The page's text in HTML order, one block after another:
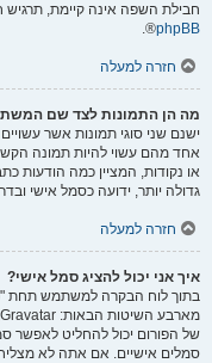
חבילת השפה אינה קיימת, תרגיש
phpBB
®.
חזרה למעלה
מה הן התמונות לצד שם
ישנם שני סוגי תמונות אשר
אחד מהם עשוי להיות תמונה
או נקודות, המציין כמה הודעות
גדולה יותר, ידועה כסמל אישי
חזרה למעלה
איך אני יכול להציג סמל אישי?
בתוך לוח הבקרה למשתמש תחת
של הפורום יכול להחליט לאפשר
סמלים אישיים. אם אתה לא